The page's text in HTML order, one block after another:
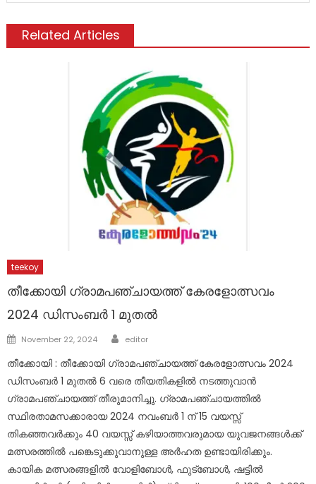
Related Articles
teekoy
തീക്കോയി ഗ്രാമപഞ്ചായത്ത് കേരളോത്സവം
2024 ഡിസംബർ 1 മുതൽ
Posted
November 22, 2024 Author
editor
തീക്കോയി : തീക്കോയി ഗ്രാമപഞ്ചായത്ത് കേരളോത്സവം 2024
ഡിസംബർ 1 മുതൽ 6 വരെ തീയതികളിൽ നടത്തുവാൻ
ഗ്രാമപഞ്ചായത്ത് തീരുമാനിച്ചു. ഗ്രാമപഞ്ചായത്തിൽ
സ്ഥിരതാമസക്കാരായ 2024 നവംബർ 1 ന് 15 വയസ്സ്
തികഞ്ഞവർക്കും 40 വയസ്സ് കഴിയാത്തവരുമായ യുവജനങ്ങൾക്ക്
മത്സരത്തിൽ പങ്കെടുക്കുവാനുള്ള അർഹത ഉണ്ടായിരിക്കും.
കായിക മത്സരങ്ങളിൽ വോളിബോൾ, ഫുട്ബോൾ, ഷട്ടിൽ